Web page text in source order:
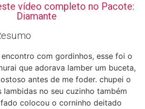
vídeo completo no Pacote:
Diamante
com gordinhos, esse foi o
que adorava lamber um buceta,
antes de me foder. chupei o
lambidas no seu cuzinho também
colocou o corninho deitado